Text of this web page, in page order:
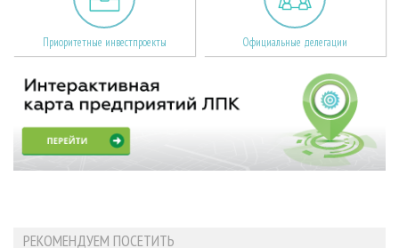
Приоритетные инвестпроекты Официальные делегации
РЕКОМЕНДУЕМ ПОСЕТИТЬ